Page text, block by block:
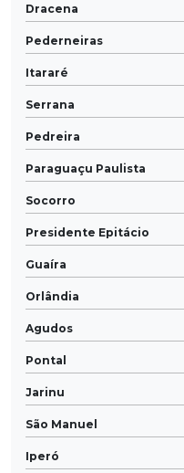
Dracena
Pederneiras
Itararé
Serrana
Pedreira
Paraguaçu Paulista
Socorro
Presidente Epitácio
Guaíra
Orlândia
Agudos
Pontal
Jarinu
São Manuel
Iperó